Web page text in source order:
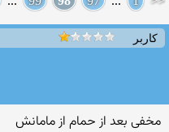
کاربر
مخفی بعد از حمام از مامانش